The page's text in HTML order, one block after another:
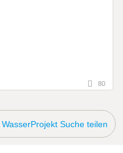
80
WasserProjekt Suche teilen